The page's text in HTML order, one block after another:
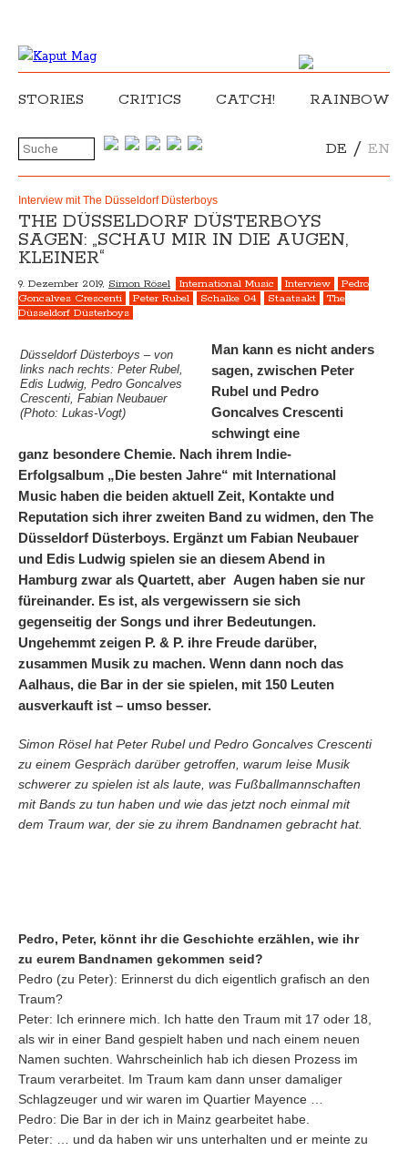
STORIES CRITICS CATCH! RAINBOW
DE / EN
Interview mit The Düsseldorf Düsterboys
THE DÜSSELDORF DÜSTERBOYS
SAGEN: „SCHAU MIR IN DIE AUGEN,
KLEINER“
9. Dezember 2019, Simon Rösel International Music Interview
Pedro
Goncalves Crescenti
Peter Rubel Schalke 04 Staatsakt
The
Düsseldorf Düsterboys
Düsseldorf Düsterboys – von
links nach rechts: Peter Rubel,
Edis Ludwig, Pedro Goncalves
Crescenti, Fabian Neubauer
(Photo: Lukas-Vogt)
Man kann es nicht anders
sagen, zwischen Peter
Rubel und Pedro
Goncalves Crescenti
schwingt eine
ganz besondere Chemie. Nach ihrem Indie-
Erfolgsalbum „Die besten Jahre“ mit International
Music haben die beiden aktuell Zeit, Kontakte und
Reputation sich ihrer zweiten Band zu widmen, den The
Düsseldorf Düsterboys. Ergänzt um Fabian Neubauer
und Edis Ludwig spielen sie an diesem Abend in
Hamburg zwar als Quartett, aber Augen haben sie nur
füreinander. Es ist, als vergewissern sie sich
gegenseitig der Songs und ihrer Bedeutungen.
Ungehemmt zeigen P. & P. ihre Freude darüber,
zusammen Musik zu machen. Wenn dann noch das
Aalhaus, die Bar in der sie spielen, mit 150 Leuten
ausverkauft ist – umso besser.
Simon Rösel hat Peter Rubel und Pedro Goncalves Crescenti
zu einem Gespräch darüber getroffen, warum leise Musik
schwerer zu spielen ist als laute, was Fußballmannschaften
mit Bands zu tun haben und wie das jetzt noch einmal mit
dem Traum war, der sie zu ihrem Bandnamen gebracht hat.
Pedro, Peter, könnt ihr die Geschichte erzählen, wie ihr
zu eurem Bandnamen gekommen seid?
Pedro (zu Peter): Erinnerst du dich eigentlich grafisch an den
Traum?
Peter: Ich erinnere mich. Ich hatte den Traum mit 17 oder 18,
als wir in einer Band gespielt haben und nach einem neuen
Namen suchten. Wahrscheinlich hab ich diesen Prozess im
Traum verarbeitet. Im Traum kam dann unser damaliger
Schlagzeuger und wir waren im Quartier Mayence …
Pedro: Die Bar in der ich in Mainz gearbeitet habe.
Peter: … und da haben wir uns unterhalten und er meinte zu